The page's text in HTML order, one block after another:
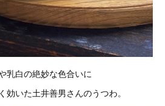
乳白の絶妙な色合いに
効いた土井善男さんのうつわ。